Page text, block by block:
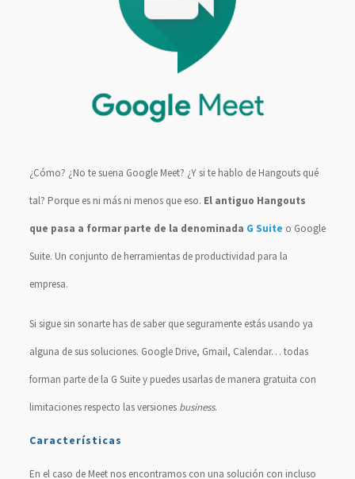
¿Cómo? ¿No te suena Google Meet? ¿Y si te hablo de Hangouts qué
tal? Porque es ni más ni menos que eso. El antiguo Hangouts
que pasa a formar parte de la denominada G Suite o Google
Suite. Un conjunto de herramientas de productividad para la
empresa.
Si sigue sin sonarte has de saber que seguramente estás usando ya
alguna de sus soluciones. Google Drive, Gmail, Calendar… todas
forman parte de la G Suite y puedes usarlas de manera gratuita con
limitaciones respecto las versiones business.
Características
En el caso de Meet nos encontramos con una solución con incluso